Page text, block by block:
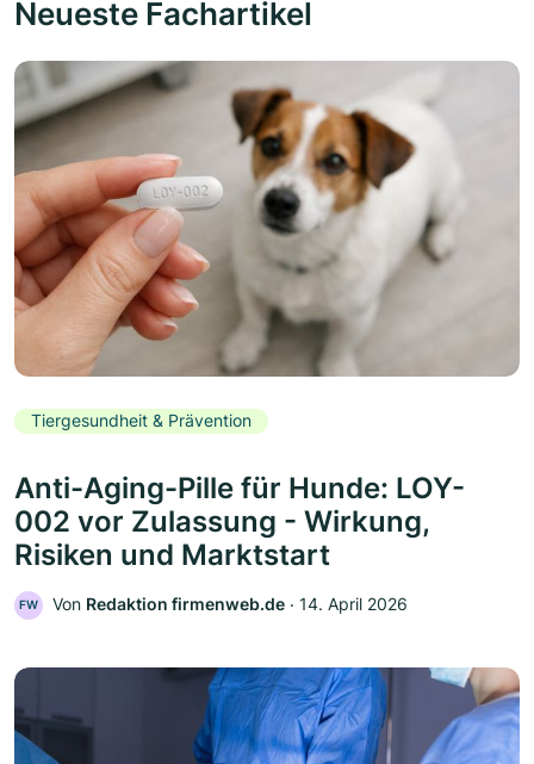
Neueste Fachartikel
Tiergesundheit & Prävention
Anti-Aging-Pille für Hunde: LOY-
002 vor Zulassung - Wirkung,
Risiken und Marktstart
FW Von Redaktion firmenweb.de ‧ 14. April 2026